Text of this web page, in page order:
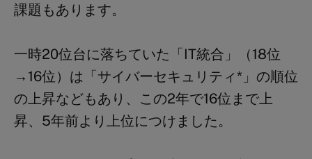
課題もあります。
一時20位台に落ちていた「IT統合」（18位
→16位）は「サイバーセキュリティ*」の順位
の上昇などもあり、この2年で16位まで上
昇、5年前より上位につけました。